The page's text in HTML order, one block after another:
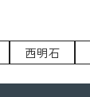
西明石